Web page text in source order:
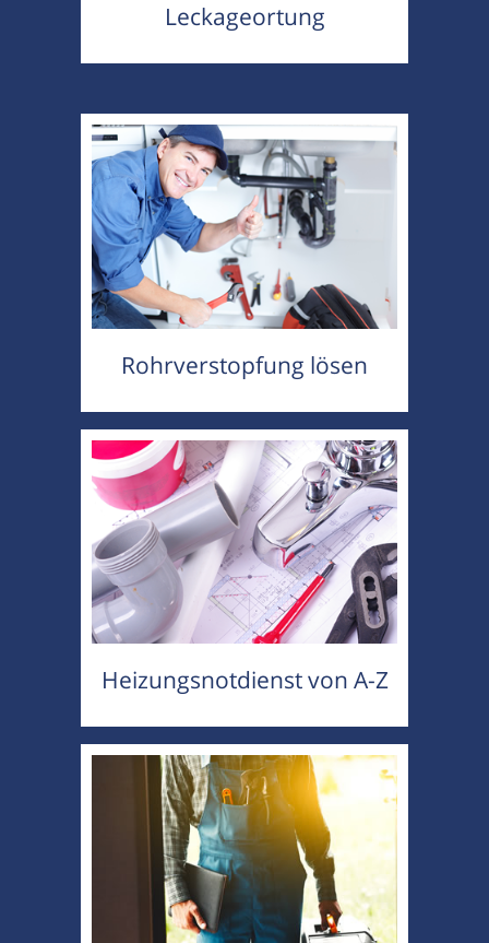
Leckageortung
Rohrverstopfung lösen
Heizungsnotdienst von A-Z